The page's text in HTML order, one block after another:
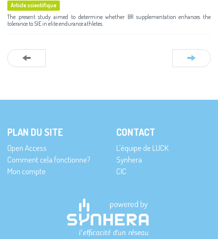
Article scientifique
The present study aimed to determine whether BR supplementation enhances the
tolerance to SIE in elite endurance athletes.
PLAN DU SITE
Open Access
Comment cela fonctionne?
Mon compte
CONTACT
L’équipe de LUCK
Synhera
CIC